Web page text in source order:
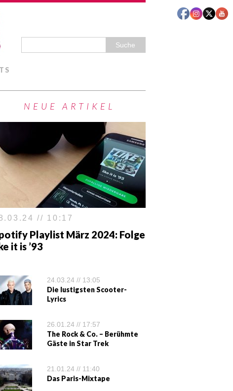
NEUE ARTIKEL
// 10:17
Playlist März 2024: Folge
it is ’93
24.03.24 // 13:05
Die lustigsten Scooter-
Lyrics
26.01.24 // 17:57
The Rock & Co. – Berühmte
Gäste in Star Trek
21.01.24 // 11:40
Das Paris-Mixtape